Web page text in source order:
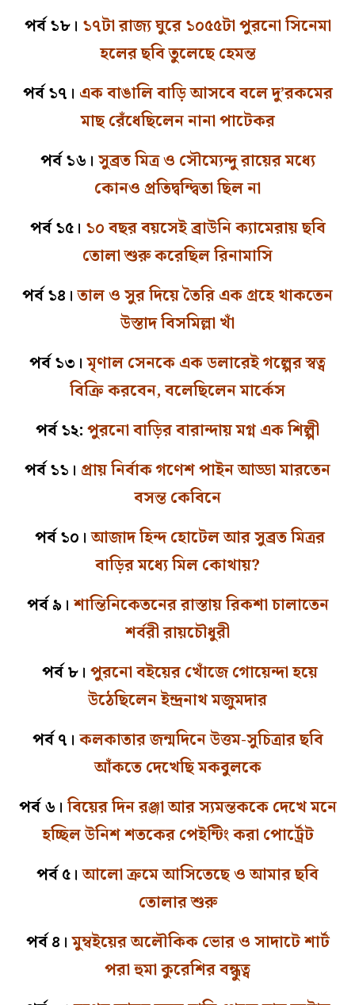
পর্ব ১৮। ১৭টা রাজ্য ঘুরে ১০৫৫টা পুরনো সিনেমা
হলের ছবি তুলেছে হেমন্ত
পর্ব ১৭। এক বাঙালি বাড়ি আসবে বলে দু’রকমের
মাছ রেঁধেছিলেন নানা পাটেকর
পর্ব ১৬। সুব্রত মিত্র ও সৌম্যেন্দু রায়ের মধ্যে
কোনও প্রতিদ্বন্দ্বিতা ছিল না
পর্ব ১৫। ১০ বছর বয়সেই ব্রাউনি ক্যামেরায় ছবি
তোলা শুরু করেছিল রিনামাসি
পর্ব ১৪।তাল ও সুর দিয়ে তৈরি এক গ্রহে থাকতেন
উস্তাদ বিসমিল্লা খাঁ
পর্ব ১৩। মৃণাল সেনকে এক ডলারেই গল্পের স্বত্ব
বিক্রি করবেন, বলেছিলেন মার্কেস
পর্ব ১২:পুরনো বাড়ির বারান্দায় মগ্ন এক শিল্পী
পর্ব ১১। প্রায় নির্বাক গণেশ পাইন আড্ডা মারতেন
বসন্ত কেবিনে
পর্ব ১০।আজাদ হিন্দ হোটেল আর সুব্রত মিত্রর
বাড়ির মধ্যে মিল কোথায়?
পর্ব ৯। শান্তিনিকেতনের রাস্তায় রিকশা চালাতেন
শর্বরী রায়চৌধুরী
পর্ব ৮। পুরনো বইয়ের খোঁজে গোয়েন্দা হয়ে
উঠেছিলেন ইন্দ্রনাথ মজুমদার
পর্ব ৭। কলকাতার জন্মদিনে উত্তম-সুচিত্রার ছবি
আঁকতে দেখেছি মকবুলকে
পর্ব ৬।বিয়ের দিন রঞ্জা আর স্যমন্তককে দেখে মনে
হচ্ছিল উনিশ শতকের পেইন্টিং করা পোর্ট্রেট
পর্ব ৫।আলো ক্রমে আসিতেছে ও আমার ছবি
তোলার শুরু
পর্ব ৪।মুম্বইয়ের অলৌকিক ভোর ও সাদাটে শার্ট
পরা হুমা কুরেশির বন্ধুত্ব